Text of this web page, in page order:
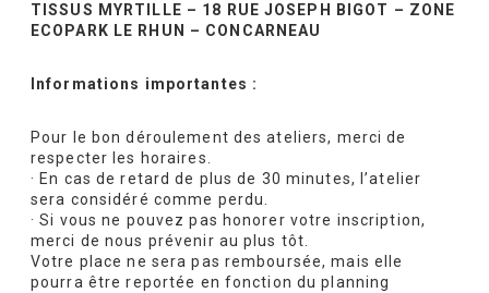
TISSUS MYRTILLE – 18 RUE JOSEPH BIGOT – ZONE
ECOPARK LE RHUN – CONCARNEAU
Informations importantes :
Pour le bon déroulement des ateliers, merci de
respecter les horaires.
· En cas de retard de plus de 30 minutes, l’atelier
sera considéré comme perdu.
· Si vous ne pouvez pas honorer votre inscription,
merci de nous prévenir au plus tôt.
Votre place ne sera pas remboursée, mais elle
pourra être reportée en fonction du planning